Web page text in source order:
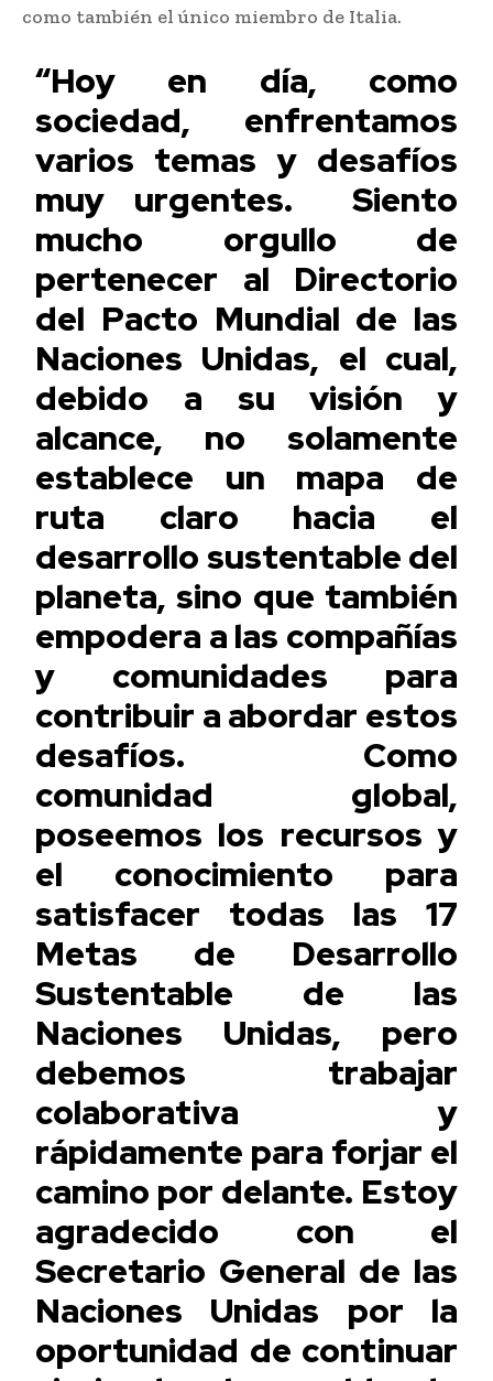
como también el único miembro de Italia.
“Hoy en día, como
sociedad, enfrentamos
varios temas y desafíos
muy urgentes. Siento
mucho orgullo de
pertenecer al Directorio
del Pacto Mundial de las
Naciones Unidas, el cual,
debido a su visión y
alcance, no solamente
establece un mapa de
ruta claro hacia el
desarrollo sustentable del
planeta, sino que también
empodera a las compañías
y comunidades para
contribuir a abordar estos
desafíos. Como
comunidad global,
poseemos los recursos y
el conocimiento para
satisfacer todas las 17
Metas de Desarrollo
Sustentable de las
Naciones Unidas, pero
debemos trabajar
colaborativa y
rápidamente para forjar el
camino por delante. Estoy
agradecido con el
Secretario General de las
Naciones Unidas por la
oportunidad de continuar